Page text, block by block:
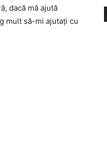
dacă mă ajută
mult să-mi ajutaţi cu